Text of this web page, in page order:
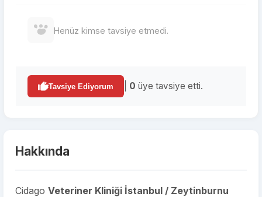
Henüz kimse tavsiye etmedi.
Tavsiye Ediyorum 0 üye tavsiye etti.
Hakkında
Cidago Veteriner Kliniği İstanbul / Zeytinburnu